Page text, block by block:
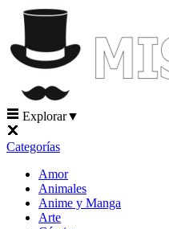
Explorar▼
Categorías
Amor
Animales
Anime y Manga
Arte